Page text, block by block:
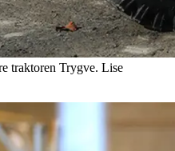
traktoren Trygve. Lise